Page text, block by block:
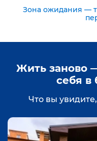
Зона ожидания —
Жить заново
себя в
Что вы